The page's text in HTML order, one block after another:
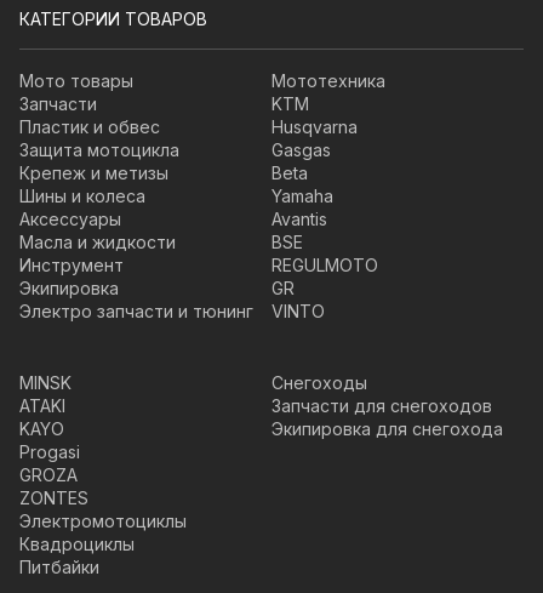
КАТЕГОРИИ ТОВАРОВ
Мото товары
Запчасти
Пластик и обвес
Защита мотоцикла
Крепеж и метизы
Шины и колеса
Аксессуары
Масла и жидкости
Инструмент
Экипировка
Электро запчасти и тюнинг
Мототехника
KTM
Husqvarna
Gasgas
Beta
Yamaha
Avantis
BSE
REGULMOTO
GR
VINTO
MINSK
ATAKI
KAYO
Progasi
GROZA
ZONTES
Электромотоциклы
Квадроциклы
Питбайки
Снегоходы
Запчасти для снегоходов
Экипировка для снегохода